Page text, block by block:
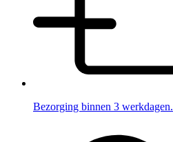
Bezorging binnen 3 werkdagen.